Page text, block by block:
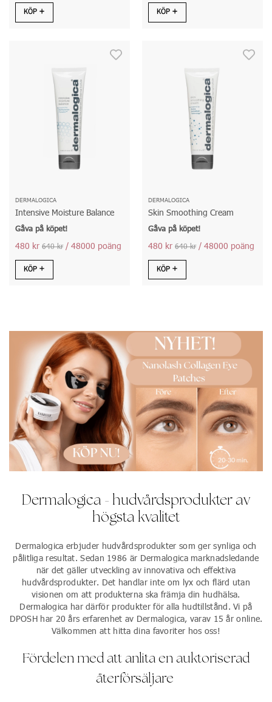
KÖP KÖP
DERMALOGICA
Intensive Moisture Balance
Gåva på köpet!
480 kr 640 kr/ 48000 poäng
KÖP
DERMALOGICA
Skin Smoothing Cream
Gåva på köpet!
480 kr 640 kr/ 48000 poäng
KÖP
Dermalogica - hudvårdsprodukter av
högsta kvalitet
Dermalogica erbjuder hudvårdsprodukter som ger synliga och
pålitliga resultat. Sedan 1986 är Dermalogica marknadsledande
när det gäller utveckling av innovativa och effektiva
hudvårdsprodukter. Det handlar inte om lyx och flärd utan
visionen om att produkterna ska främja din hudhälsa.
Dermalogica har därför produkter för alla hudtillstånd. Vi på
DPOSH har 20 års erfarenhet av Dermalogica, varav 15 år online.
Välkommen att hitta dina favoriter hos oss!
Fördelen med att anlita en auktoriserad
återförsäljare